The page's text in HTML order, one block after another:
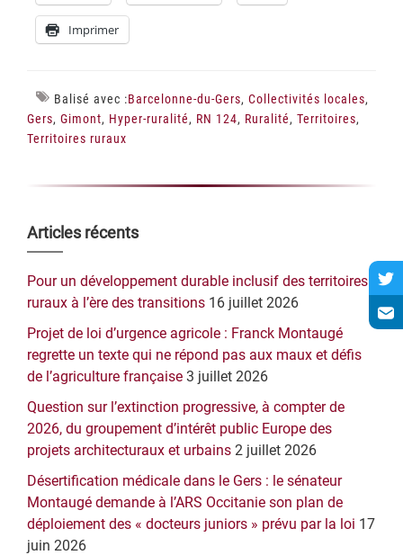
Imprimer
Balisé avec :Barcelonne-du-Gers, Collectivités locales,
Gers, Gimont, Hyper-ruralité, RN 124, Ruralité, Territoires,
Territoires ruraux
Barre
latérale
principale
Articles récents
Pour un développement durable inclusif des territoires
ruraux à l’ère des transitions 16 juillet 2026
Projet de loi d’urgence agricole : Franck Montaugé
regrette un texte qui ne répond pas aux maux et défis
de l’agriculture française 3 juillet 2026
Question sur l’extinction progressive, à compter de
2026, du groupement d’intérêt public Europe des
projets architecturaux et urbains 2 juillet 2026
Désertification médicale dans le Gers : le sénateur
Montaugé demande à l’ARS Occitanie son plan de
déploiement des « docteurs juniors » prévu par la loi 17
juin 2026